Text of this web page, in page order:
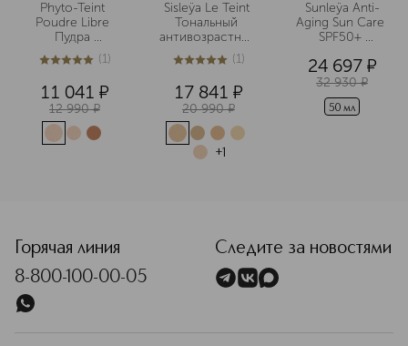
эффективности средства для
женщин и мужчин. Сегодня Sisley –
один из самых престижных брендов
в мире селективной косметики.
Подробнее
Phyto-Teint
Poudre Libre
Пудра
рассыпчатая с
эффектом
5из 51 (1)
11 041 ¤
12 990 ¤
Sisleÿa Le Teint
Тональный
антивозрастной
крем
5из 51 (1)
17 841 ¤
20 990 ¤
+1
Sunleÿa Anti-
Aging Sun Care
SPF50+
солнцезащитный
крем
24 697 ¤
32 930 ¤
50 мл
Горячая линия
8-800-100-00-05
Следите за новостями